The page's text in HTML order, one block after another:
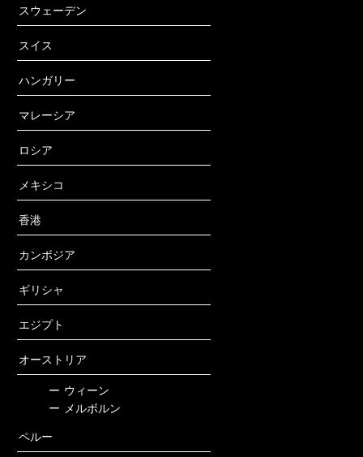
スウェーデン
スイス
ハンガリー
マレーシア
ロシア
メキシコ
香港
カンボジア
ギリシャ
エジプト
オーストリア
ー ウィーン
ー メルボルン
ペルー